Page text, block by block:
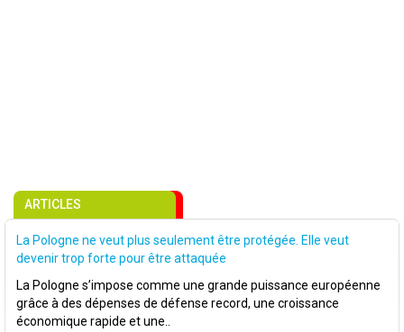
ARTICLES
La Pologne ne veut plus seulement être protégée. Elle veut
devenir trop forte pour être attaquée
La Pologne s’impose comme une grande puissance européenne
grâce à des dépenses de défense record, une croissance
économique rapide et une..